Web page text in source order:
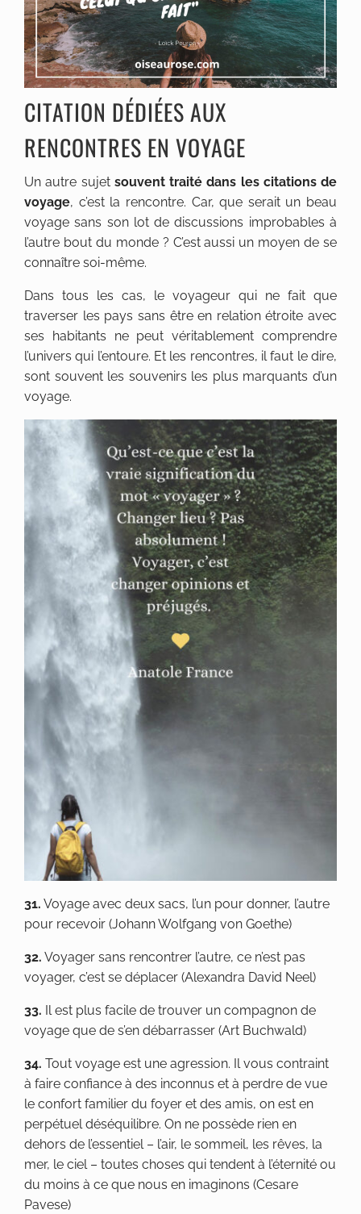
CITATION DÉDIÉES AUX
RENCONTRES EN VOYAGE
Un autre sujet souvent traité dans les citations de
voyage, c’est la rencontre. Car, que serait un beau
voyage sans son lot de discussions improbables à
l’autre bout du monde ? C’est aussi un moyen de se
connaître soi-même.
Dans tous les cas, le voyageur qui ne fait que
traverser les pays sans être en relation étroite avec
ses habitants ne peut véritablement comprendre
l’univers qui l’entoure. Et les rencontres, il faut le dire,
sont souvent les souvenirs les plus marquants d’un
voyage.
31. Voyage avec deux sacs, l’un pour donner, l’autre
pour recevoir (Johann Wolfgang von Goethe)
32. Voyager sans rencontrer l’autre, ce n’est pas
voyager, c’est se déplacer (Alexandra David Neel)
33. Il est plus facile de trouver un compagnon de
voyage que de s’en débarrasser (Art Buchwald)
34. Tout voyage est une agression. Il vous contraint
à faire confiance à des inconnus et à perdre de vue
le confort familier du foyer et des amis, on est en
perpétuel déséquilibre. On ne possède rien en
dehors de l’essentiel – l’air, le sommeil, les rêves, la
mer, le ciel – toutes choses qui tendent à l’éternité ou
du moins à ce que nous en imaginons (Cesare
Pavese)